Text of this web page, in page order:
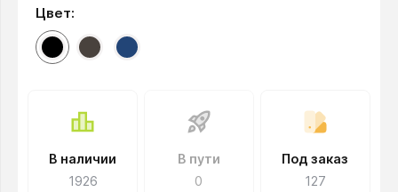
Цвет:
В наличии
1926
В пути
0
Под заказ
127